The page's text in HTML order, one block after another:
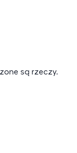
są rzeczy.